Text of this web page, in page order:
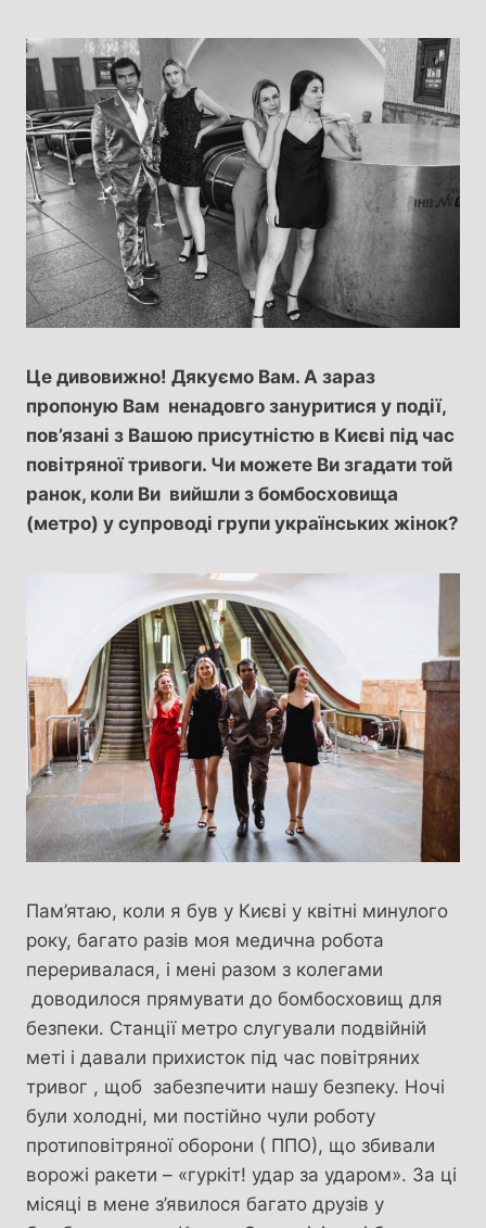
Це дивовижно! Дякуємо Вам. А зараз
пропоную Вам ненадовго зануритися у події,
пов’язані з Вашою присутністю в Києві під час
повітряної тривоги. Чи можете Ви згадати той
ранок, коли Ви вийшли з бомбосховища
(метро) у супроводі групи українських жінок?
Пам’ятаю, коли я був у Києві у квітні минулого
року, багато разів моя медична робота
переривалася, і мені разом з колегами
доводилося прямувати до бомбосховищ для
безпеки. Станції метро слугували подвійній
меті і давали прихисток під час повітряних
тривог , щоб забезпечити нашу безпеку. Ночі
були холодні, ми постійно чули роботу
протиповітряної оборони ( ППО), що збивали
ворожі ракети – «гуркіт! удар за ударом». За ці
місяці в мене з’явилося багато друзів у